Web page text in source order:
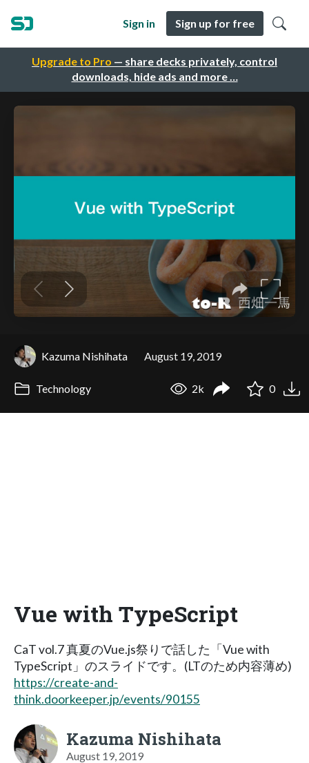
Upgrade to Pro — share decks privately, control
downloads, hide ads and more …
Sign in Sign up for free
Kazuma Nishihata August 19, 2019
Technology 2k 0
Vue with TypeScript
CaT vol.7 真夏のVue.js祭りで話した「Vue with
TypeScript」のスライドです。(LTのため内容薄め)
https://create-and-
think.doorkeeper.jp/events/90155
Kazuma Nishihata
August 19, 2019